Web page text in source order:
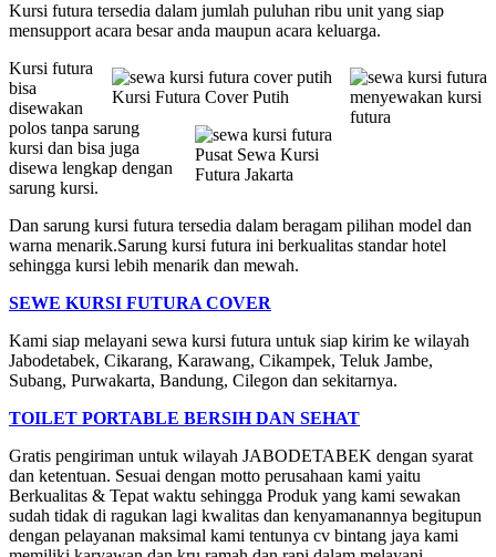
Kursi futura tersedia dalam jumlah puluhan ribu unit yang siap
mensupport acara besar anda maupun acara keluarga.
menyewakan kursi
futura
Kursi Futura Cover Putih
Pusat Sewa Kursi
Futura Jakarta
Kursi futura
bisa
disewakan
polos tanpa sarung
kursi dan bisa juga
disewa lengkap dengan
sarung kursi.
Dan sarung kursi futura tersedia dalam beragam pilihan model dan
warna menarik.Sarung kursi futura ini berkualitas standar hotel
sehingga kursi lebih menarik dan mewah.
SEWE KURSI FUTURA COVER
Kami siap melayani sewa kursi futura untuk siap kirim ke wilayah
Jabodetabek, Cikarang, Karawang, Cikampek, Teluk Jambe,
Subang, Purwakarta, Bandung, Cilegon dan sekitarnya.
TOILET PORTABLE BERSIH DAN SEHAT
Gratis pengiriman untuk wilayah JABODETABEK dengan syarat
dan ketentuan. Sesuai dengan motto perusahaan kami yaitu
Berkualitas & Tepat waktu sehingga Produk yang kami sewakan
sudah tidak di ragukan lagi kwalitas dan kenyamanannya begitupun
dengan pelayanan maksimal kami tentunya cv bintang jaya kami